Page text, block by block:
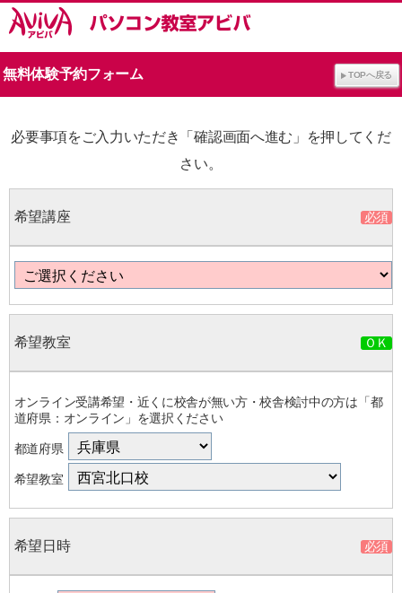
TOPへ戻る
無料体験予約フォーム
必要事項をご入力いただき「確認画面へ進む」を押してくだ
さい。
希望講座
希望教室
オンライン受講希望・近くに校舎が無い方・校舎検討中の方は「都
道府県：オンライン」を選択ください
都道府県
希望教室
希望日時